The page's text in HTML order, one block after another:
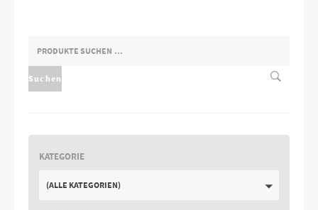
SUCHEN
NACH:
Suchen
KATEGORIE
(ALLE KATEGORIEN)